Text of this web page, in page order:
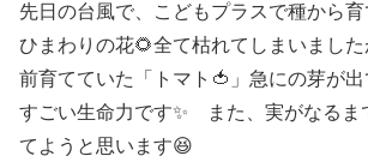
先日の台風で、こどもプラスで種から育
ひまわりの花🌻全て枯れてしまいまし
前育てていた「トマト🍅」急にの芽が出
すごい生命力です✨ また、実がなるま
てようと思います😆